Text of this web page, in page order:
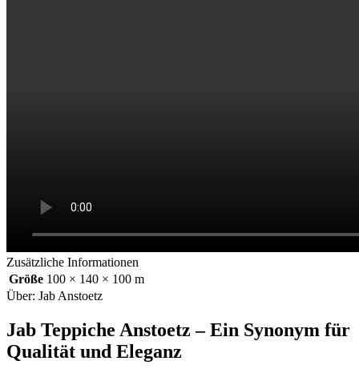
Zusätzliche Informationen
Größe 100 × 140 × 100 m
Über: Jab Anstoetz
Jab Teppiche Anstoetz – Ein Synonym für
Qualität und Eleganz